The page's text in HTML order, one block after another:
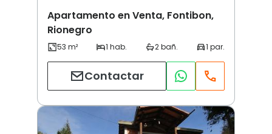
Apartamento en Venta, Fontibon,
Rionegro
Contactar